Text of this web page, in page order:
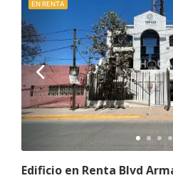
EN RENTA
Edificio en Renta Blvd